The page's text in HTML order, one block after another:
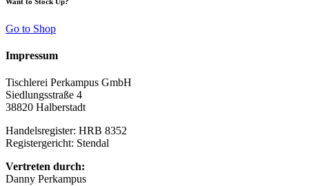
Go to Shop
Impressum
Tischlerei Perkampus GmbH
Siedlungsstraße 4
38820 Halberstadt
Handelsregister: HRB 8352
Registergericht: Stendal
Vertreten durch:
Danny Perkampus